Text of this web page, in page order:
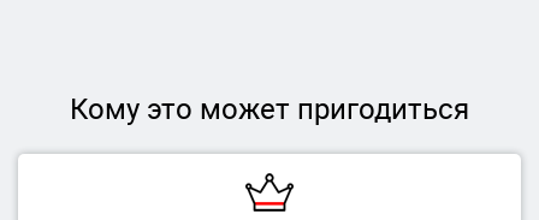
Кому это может пригодиться